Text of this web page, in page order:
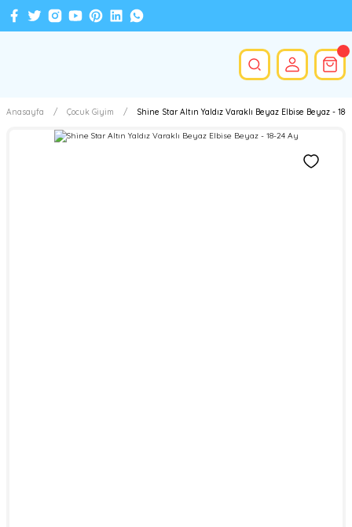
Anasayfa Çocuk Giyim Shine Star Altın Yaldız Varaklı Beyaz Elbise Beyaz - 18-